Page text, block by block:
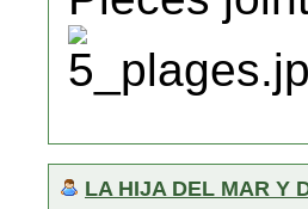
LA HIJA DEL MAR Y